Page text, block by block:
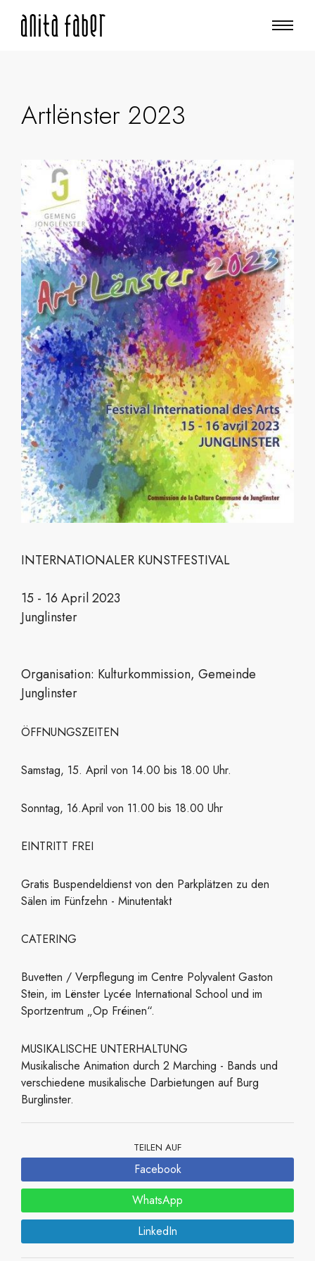
Artlënster 2023
INTERNATIONALER KUNSTFESTIVAL
15 - 16 April 2023
Junglinster
Organisation: Kulturkommission, Gemeinde
Junglinster
ÖFFNUNGSZEITEN
Samstag, 15. April von 14.00 bis 18.00 Uhr.
Sonntag, 16.April von 11.00 bis 18.00 Uhr
EINTRITT FREI
Gratis Buspendeldienst von den Parkplätzen zu den
Sälen im Fünfzehn - Minutentakt
CATERING
Buvetten / Verpflegung im Centre Polyvalent Gaston
Stein, im Lënster Lycée International School und im
Sportzentrum „Op Fréinen“.
MUSIKALISCHE UNTERHALTUNG
Musikalische Animation durch 2 Marching - Bands und
verschiedene musikalische Darbietungen auf Burg
Burglinster.
TEILEN AUF
Facebook
WhatsApp
LinkedIn